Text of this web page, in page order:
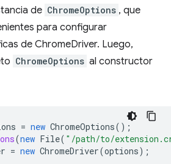
de ChromeOptions , que
para configurar
de ChromeDriver. Luego,
ChromeOptions al constructor
= new ChromeOptions();
(new File( "/path/to/
= new ChromeDriver(options);